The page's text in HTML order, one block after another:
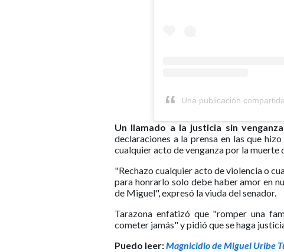
Una publicación
Un llamado a la justicia sin
declaraciones a la prensa en las que
cualquier acto de venganza por la muerte
"Rechazo cualquier acto de violencia o
para honrarlo solo debe haber amor en
de Miguel", expresó la viuda del senador.
Tarazona enfatizó que "romper una
cometer jamás" y pidió que se haga
Puedo leer:Magnicidio de Miguel Uribe